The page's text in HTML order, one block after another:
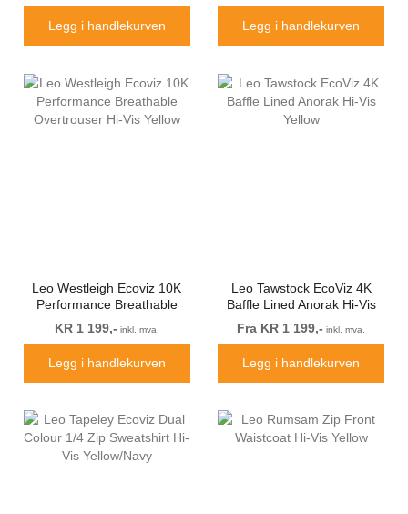
Legg i handlekurven Legg i handlekurven
Leo Westleigh Ecoviz 10K
Performance Breathable
Overtrouser Hi-Vis Yellow
KR 1 199,- inkl. mva.
Legg i handlekurven
Leo Tawstock EcoViz 4K
Baffle Lined Anorak Hi-Vis
Yellow
Fra KR 1 199,- inkl. mva.
Legg i handlekurven